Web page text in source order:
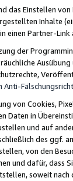
das Einstellen
Inhalte
einen Partner-
der
Anti-
von Cookies,
Daten in
und auf
des ggf.
von den
und dafür, dass
soweit